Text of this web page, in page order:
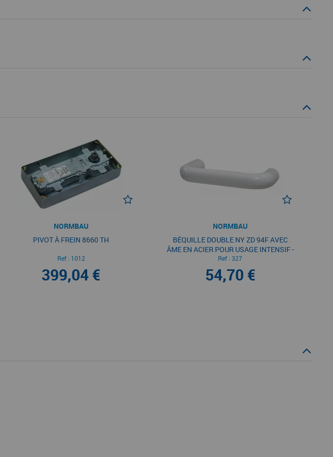
NORMBAU
PIVOT À FREIN 8660 TH
Ref : 1012
399,04 €
NORMBAU
BÉQUILLE DOUBLE NY ZD 94F AVEC
ÂME EN ACIER POUR USAGE INTENSIF -
POUR PORTE DE 39 À 45 MM
D'ÉPAISSEUR - SANS ROSACE
Ref : 327
54,70 €